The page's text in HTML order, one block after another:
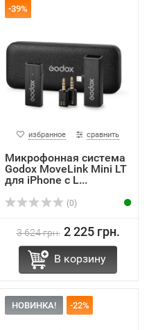
-39%
избранное сравнить
Микрофонная система
Godox MoveLink Mini LT
для iPhone с L...
(0)
3 624 грн. 2 225 грн.
В корзину
НОВИНКА! -22%